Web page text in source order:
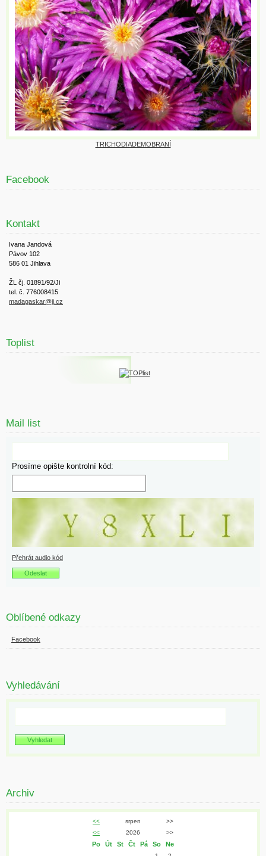
TRICHODIADEMOBRANÍ
Facebook
Kontakt
Ivana Jandová
Pávov 102
586 01 Jihlava
ŽL čj. 01891/92/Ji
tel. č. 776008415
madagaskar@ji.cz
Toplist
Mail list
Prosíme opište kontrolní kód:
Přehrát audio kód
Oblíbené odkazy
Facebook
Vyhledávání
Archiv
<< srpen
>>
<<
2026 >>
Po Út St Čt Pá So Ne